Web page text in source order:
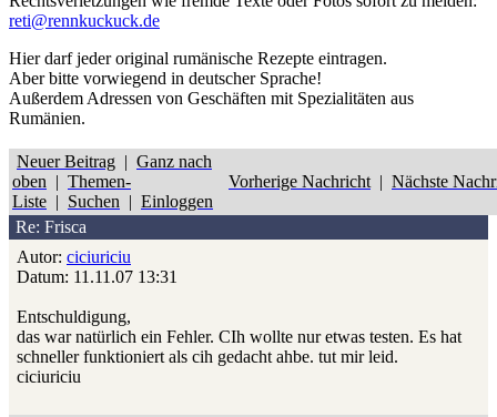
reti@rennkuckuck.de
Hier darf jeder original rumänische Rezepte eintragen.
Aber bitte vorwiegend in deutscher Sprache!
Außerdem Adressen von Geschäften mit Spezialitäten aus
Rumänien.
Neuer Beitrag | Ganz nach
oben | Themen-
Liste | Suchen | Einloggen
Vorherige Nachricht | Nächste
Re: Frisca
Autor: ciciuriciu
Datum: 11.11.07 13:31
Entschuldigung,
das war natürlich ein Fehler. CIh wollte nur etwas testen. Es hat
schneller funktioniert als cih gedacht ahbe. tut mir leid.
ciciuriciu